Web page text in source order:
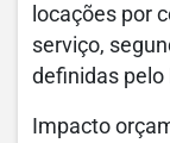
locações por
serviço,
definidas pelo
Impacto